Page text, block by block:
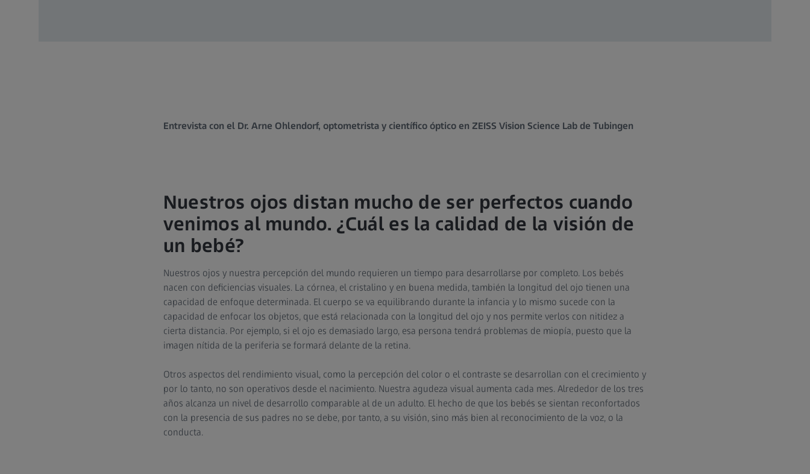
Entrevista con el Dr. Arne Ohlendorf, optometrista y científico óptico en ZEISS Vision Science Lab de Tubingen
Nuestros ojos distan mucho de ser perfectos cuando
venimos al mundo. ¿Cuál es la calidad de la visión de
un bebé?
Nuestros ojos y nuestra percepción del mundo requieren un tiempo para desarrollarse por completo. Los bebés
nacen con deficiencias visuales. La córnea, el cristalino y en buena medida, también la longitud del ojo tienen una
capacidad de enfoque determinada. El cuerpo se va equilibrando durante la infancia y lo mismo sucede con la
capacidad de enfocar los objetos, que está relacionada con la longitud del ojo y nos permite verlos con nitidez a
cierta distancia. Por ejemplo, si el ojo es demasiado largo, esa persona tendrá problemas de miopía, puesto que la
imagen nítida de la periferia se formará delante de la retina.
Otros aspectos del rendimiento visual, como la percepción del color o el contraste se desarrollan con el crecimiento y
por lo tanto, no son operativos desde el nacimiento. Nuestra agudeza visual aumenta cada mes. Alrededor de los tres
años alcanza un nivel de desarrollo comparable al de un adulto. El hecho de que los bebés se sientan reconfortados
con la presencia de sus padres no se debe, por tanto, a su visión, sino más bien al reconocimiento de la voz, o la
conducta.